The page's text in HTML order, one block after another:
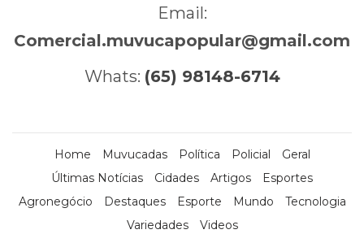
Email:
Comercial.muvucapopular@gmail.com
Whats: (65) 98148-6714
Home Muvucadas Política Policial
Geral
Últimas Notícias
Cidades Artigos
Esportes
Agronegócio
Destaques Esporte Mundo
Tecnologia
Variedades
Videos